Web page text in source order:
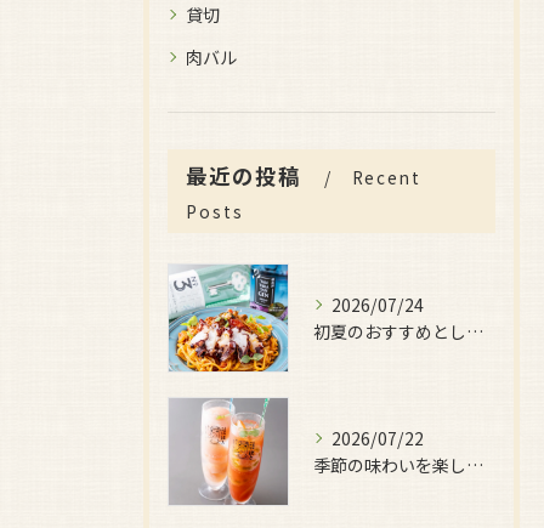
貸切
肉バル
最近の投稿
Recent
Posts
2026/07/24
初夏のおすすめとしてご用意しているのが、
2026/07/22
季節の味わいを楽しみたい日におすすめなのが、